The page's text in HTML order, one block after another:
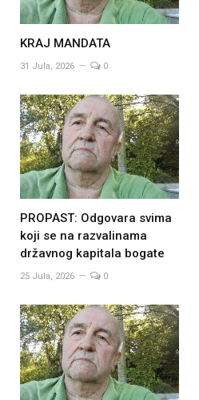
KRAJ MANDATA
31 Jula, 2026 0
PROPAST: Odgovara svima
koji se na razvalinama
državnog kapitala bogate
25 Jula, 2026 0